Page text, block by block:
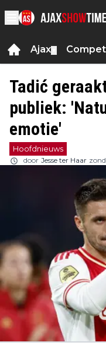
Ajax
Tadić
publiek:
emotie'
Hoofdnieuws
door Jesse ter Haar